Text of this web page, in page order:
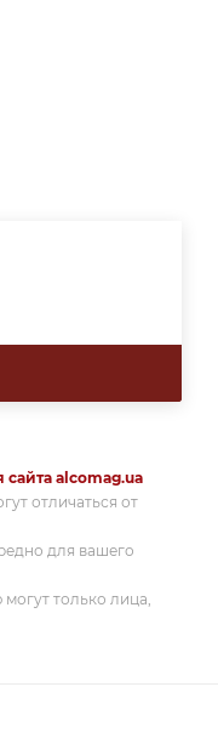
alcomag.ua
отличаться от
для вашего
только лица,